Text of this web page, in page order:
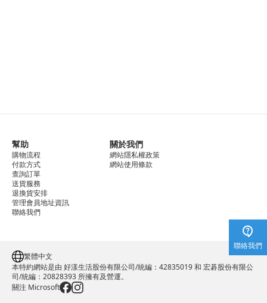
幫助
購物流程
付款方式
查詢訂單
送貨服務
退換貨安排
管理會員地址資訊
聯絡我們
關於我們
網站隱私權政策
網站使用條款
繁體中文
本特約網站是由 好漾生活股份有限公司/統編：42835019 和 宏碁股份有限公
司/統編：20828393 所擁有及營運。
關注 Microsoft
聯絡我們